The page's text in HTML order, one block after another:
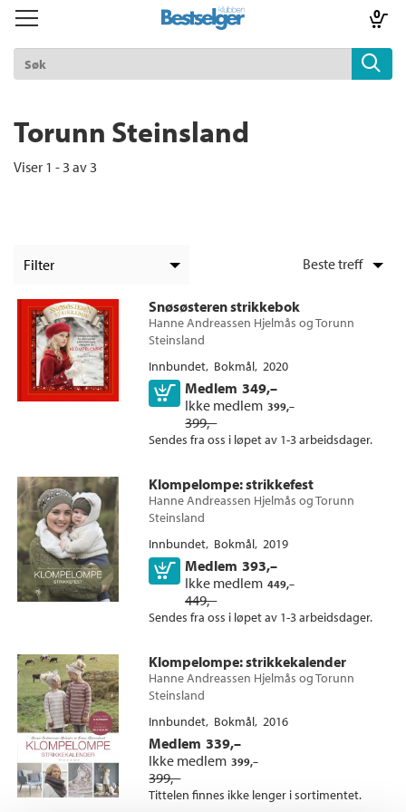
Toggle
Toggle
navigation
TIL FORSIDEN
0
Torunn Steinsland
Viser 1 - 3 av 3
Filter
KATEGORI
Alle
Hobby og fritid (3)
FORMAT
Alle
Innbundet (3)
SPRÅK
Alle
Snøsøsteren strikkebok
Hanne Andreassen Hjelmås ogTorunn
Steinsland
Innbundet Bokmål 2020
Medlem 349,–
Ikke medlem 399,–
399,–
Kjøp
Sendes fra oss i løpet av 1-3 arbeidsdager.
Klompelompe: strikkefest
Hanne Andreassen Hjelmås ogTorunn
Steinsland
Innbundet Bokmål 2019
Medlem 393,–
Ikke medlem 449,–
449,–
Kjøp
Sendes fra oss i løpet av 1-3 arbeidsdager.
Klompelompe: strikkekalender
Hanne Andreassen Hjelmås ogTorunn
Steinsland
Innbundet Bokmål 2016
Medlem 339,–
Ikke medlem 399,–
399,–
Tittelen finnes ikke lenger i sortimentet.